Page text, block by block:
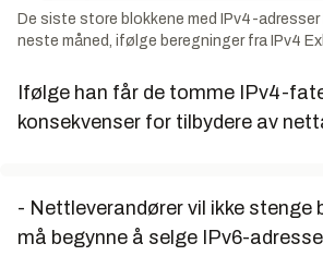
De siste store blokkene med IPv4-
neste måned, ifølge beregninger fra IPv4
Ifølge han får de tomme IPv4-
konsekvenser for tilbydere av
- Nettleverandører vil ikke stenge
må begynne å selge IPv6-